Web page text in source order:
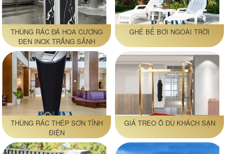
THÙNG RÁC ĐÁ HOA CƯƠNG
ĐEN INOX TRẮNG SẢNH
KHÁCH SẠN
GHẾ BỂ BƠI NGOÀI TRỜI
THÙNG RÁC THÉP SƠN TĨNH
ĐIỆN
GIÁ TREO Ô DÙ KHÁCH SẠN